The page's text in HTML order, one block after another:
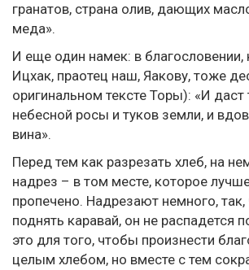
гранатов, страна олив, дающих
меда».
И еще один намек: в благословении,
Ицхак, праотец наш, Яакову, тоже
оригинальном тексте Торы): «И даст
небесной росы и туков земли, и
вина».
Перед тем как разрезать хлеб, на
надрез – в том месте, которое
пропечено. Надрезают немного, так,
поднять каравай, он не распадется
это для того, чтобы произнести
целым хлебом, но вместе с тем